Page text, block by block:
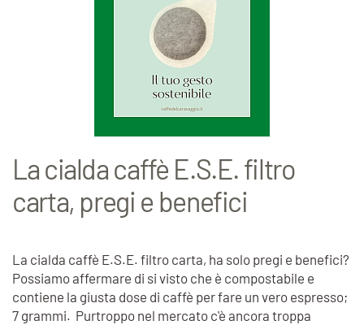
La cialda caffè E.S.E. filtro
carta, pregi e benefici
La cialda caffè E.S.E. filtro carta, ha solo pregi e benefici?
Possiamo affermare di si visto che è compostabile e
contiene la giusta dose di caffè per fare un vero espresso;
7 grammi. Purtroppo nel mercato c'è ancora troppa